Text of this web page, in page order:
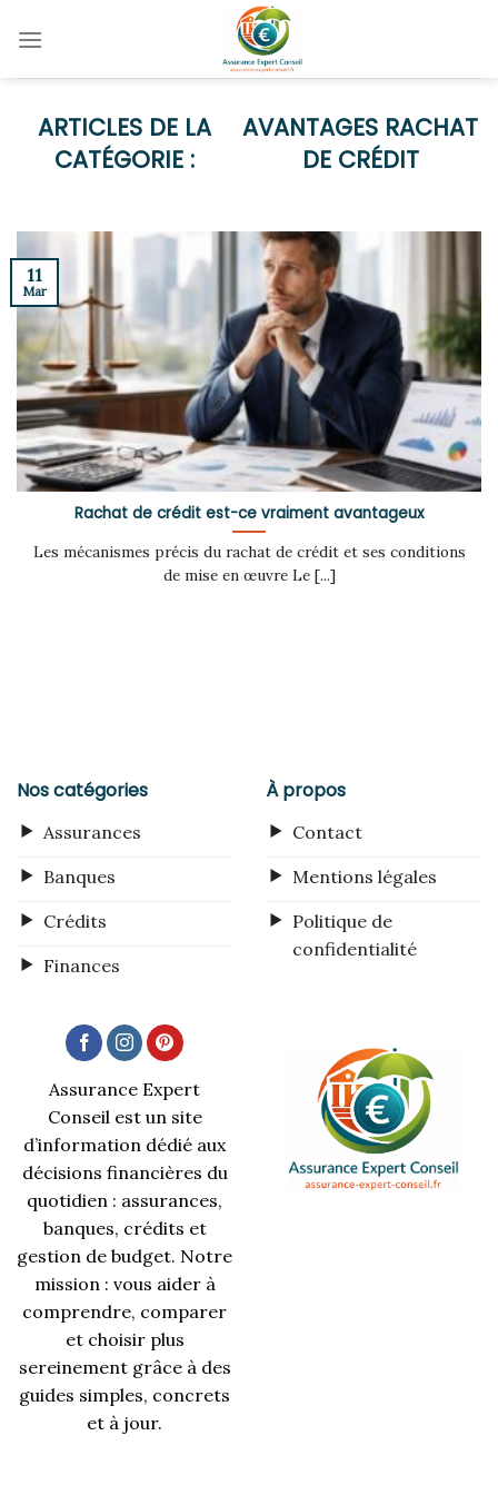
AVANTAGES RACHAT
DE CRÉDIT
Rachat de crédit est-ce vraiment avantageux
Les mécanismes précis du rachat de crédit et ses conditions
de mise en œuvre Le [...]
11
Mar
Nos catégories
Assurances
Banques
Crédits
Finances
À propos
Contact
Mentions légales
Politique de
confidentialité
Assurance Expert
Conseil est un site
d’information dédié aux
décisions financières du
quotidien : assurances,
banques, crédits et
gestion de budget. Notre
mission : vous aider à
comprendre, comparer
et choisir plus
sereinement grâce à des
guides simples, concrets
et à jour.